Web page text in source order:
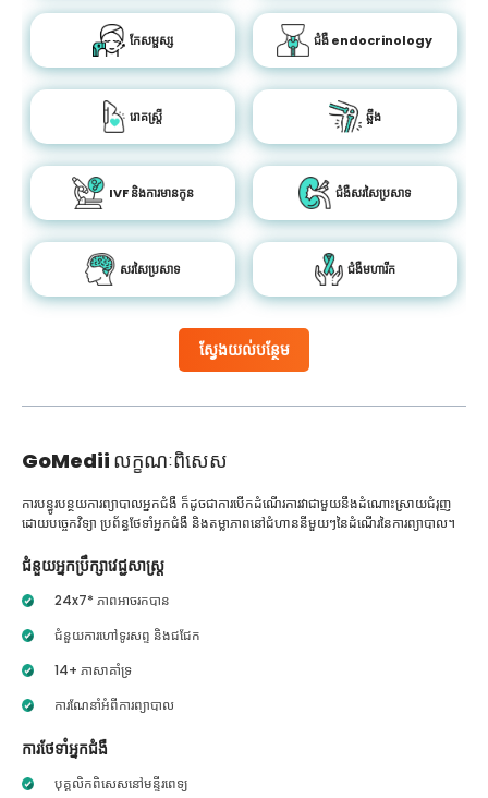
ស្វែងយល់បន្ថែម
កែសម្ផស្ស ជំងឺ endocrinology
រោគស្ត្រី ឆ្អឹង
IVF និងការមានកូន ជំងឺសរសៃប្រសាទ
សរសៃប្រសាទ ជំងឺមហារីក
GoMedii លក្ខណៈពិសេស
ការបន្ធូរបន្ថយការព្យាបាលអ្នកជំងឺ ក៏ដូចជាការបើកដំណើរការវាជាមួយនឹងដំណោះស្រាយជំរុញ
ដោយបច្ចេកវិទ្យា ប្រព័ន្ធថែទាំអ្នកជំងឺ និងតម្លាភាពនៅជំហាននីមួយៗនៃដំណើរនៃការព្យាបាល។
ជំនួយអ្នកប្រឹក្សាវេជ្ជសាស្ត្រ
24x7* ភាពអាចរកបាន
ជំនួយការហៅទូរសព្ទ និងជជែក
14+ ភាសាគាំទ្រ
ការណែនាំអំពីការព្យាបាល
ការថែទាំអ្នកជំងឺ
បុគ្គលិកពិសេសនៅមន្ទីរពេទ្យ